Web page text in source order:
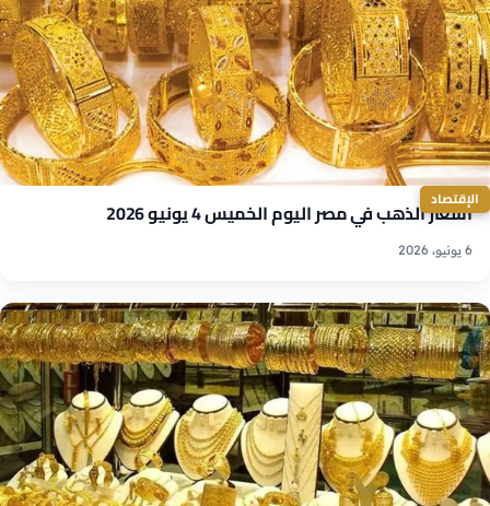
الإقتصاد
أسعار الذهب في مصر اليوم الخميس 4 يونيو 2026
6 يونيو، 2026